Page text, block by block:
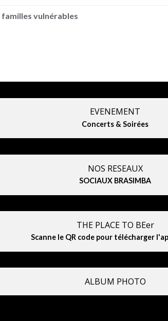
vulnérables
EVENEMENT
Concerts & Soirées
NOS RESEAUX
SOCIAUX BRASIMBA
THE PLACE TO BEer
Scanne le QR code pour télécharger
ALBUM PHOTO